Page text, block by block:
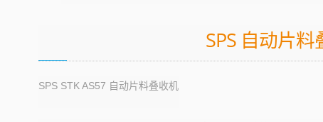
SPS 自动片
SPS STK AS57 自动片料叠收机